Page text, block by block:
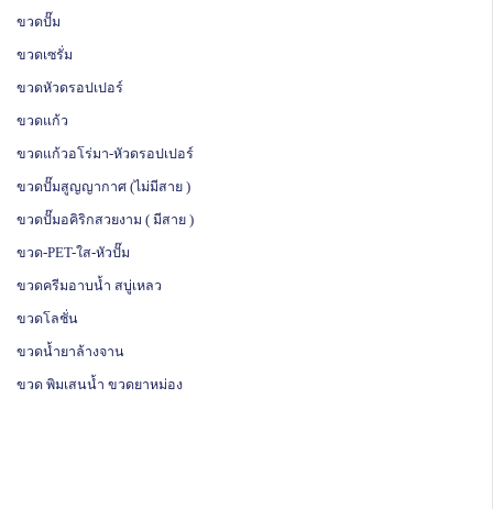
ขวดปั๊ม
ขวดเซรั่ม
ขวดหัวดรอปเปอร์
ขวดแก้ว
ขวดแก้วอโร่มา-หัวดรอปเปอร์
ขวดปั๊มสูญญากาศ (ไม่มีสาย )
ขวดปั๊มอคิริกสวยงาม ( มีสาย )
ขวด-PET-ใส-หัวปั๊ม
ขวดครีมอาบน้ำ สบู่เหลว
ขวดโลชั่น
ขวดน้ำยาล้างจาน
ขวด พิมเสนน้ำ ขวดยาหม่อง